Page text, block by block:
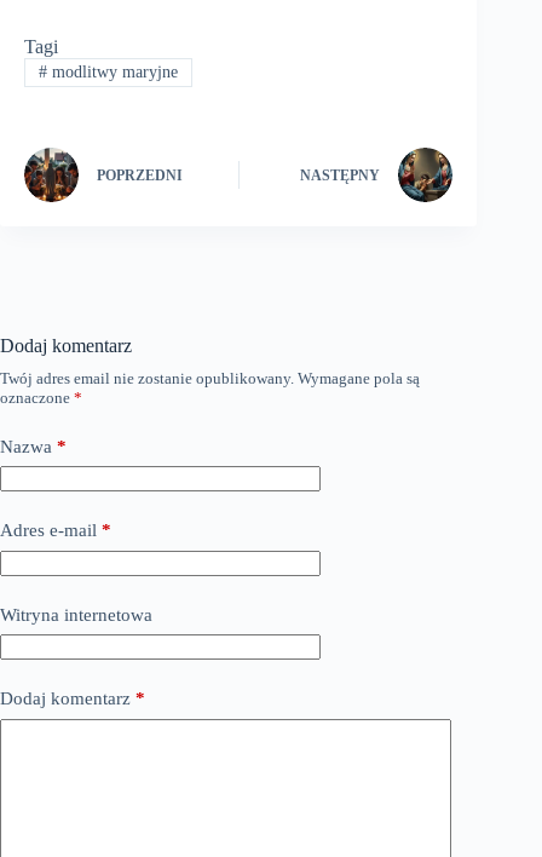
Tagi
#modlitwy maryjne
POPRZEDNI NASTĘPNY
Dodaj komentarz
Twój adres email nie zostanie opublikowany. Wymagane pola są
oznaczone *
Nazwa *
Adres e-mail *
Witryna internetowa
Dodaj komentarz *